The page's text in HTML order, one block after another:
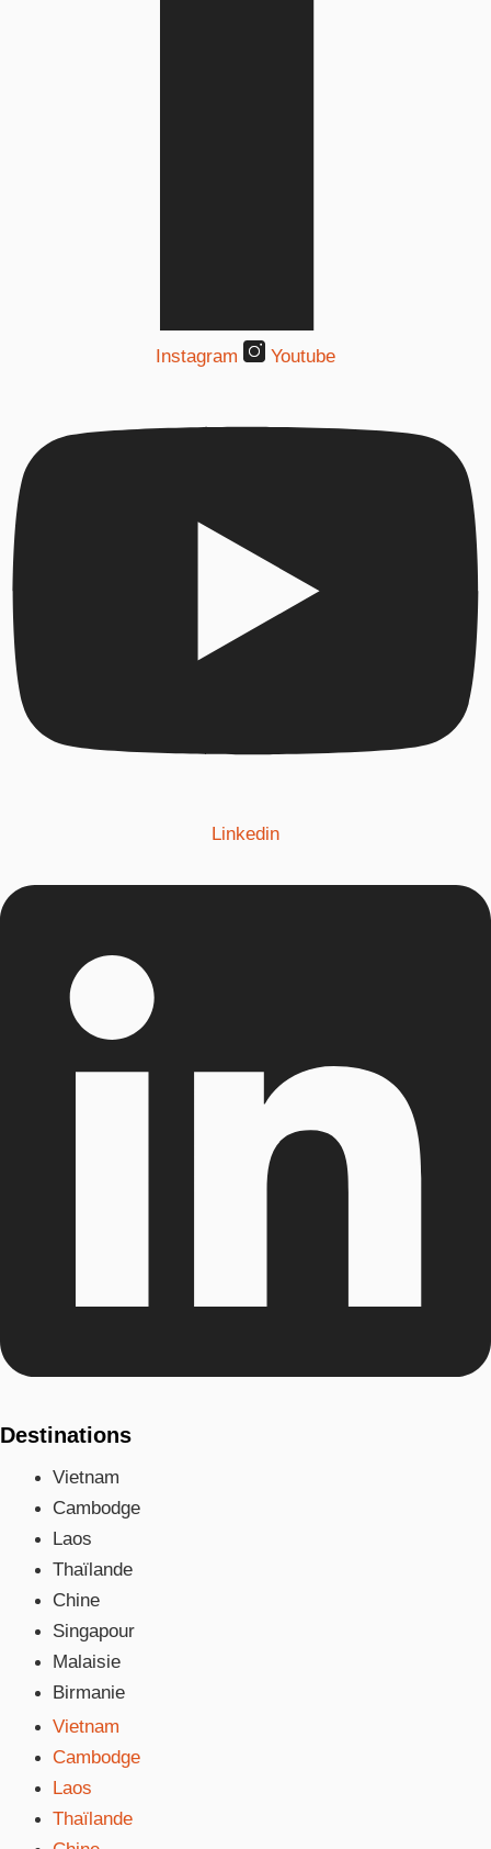
Instagram Youtube
Linkedin
Destinations
Vietnam
Cambodge
Laos
Thaïlande
Chine
Singapour
Malaisie
Birmanie
Vietnam
Cambodge
Laos
Thaïlande